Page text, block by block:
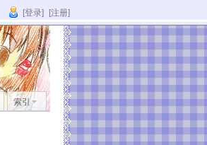
[登录] [注册]
索引